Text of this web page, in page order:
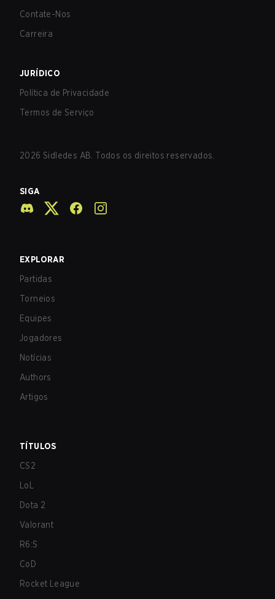
Contate-Nos
Carreira
JURÍDICO
Política de Privacidade
Termos de Serviço
2026 Sidledes AB. Todos os direitos reservados.
SIGA
EXPLORAR
Partidas
Torneios
Equipes
Jogadores
Notícias
Authors
Artigos
TÍTULOS
CS2
LoL
Dota 2
Valorant
R6:S
CoD
Rocket League